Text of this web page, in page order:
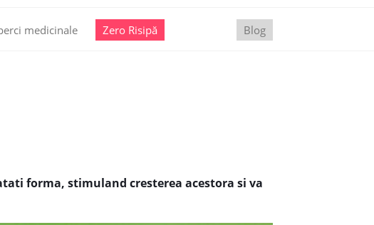
medicinale Zero Risipă Blog
forma, stimuland cresterea acestora si va